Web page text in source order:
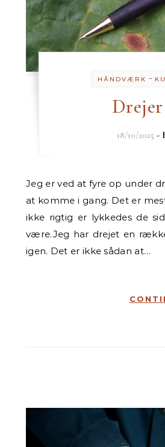
HÅNDVÆRK -
18/10/2025 -
Jeg er ved at fyre op under drejebænken igen, efter flere forsøg på
at komme i gang. Det er
ikke rigtig er lykkedes de
være.Jeg har drejet en
igen. Det er ikke sådan at…